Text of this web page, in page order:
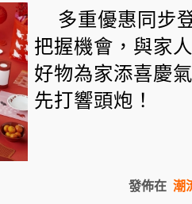
多重優惠同步
把握機會， 與家
好物為家添喜慶
先打響頭炮！
發佈在 潮